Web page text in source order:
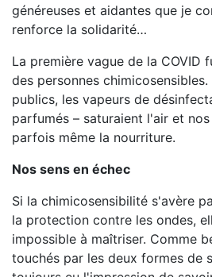
généreuses et aidantes que je
renforce la solidarité…
La première vague de la COVID
des personnes chimicosensibles.
publics, les vapeurs de
parfumés – saturaient l'air et
parfois même la nourriture.
Nos sens en échec
Si la chimicosensibilité s'avère
la protection contre les ondes,
impossible à maîtriser. Comme
touchés par les deux formes de